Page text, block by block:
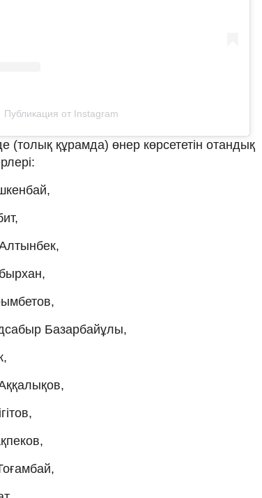
Публикация от Instagram
(толық құрамда) өнер көрсететін отандық
Базарбайұлы,